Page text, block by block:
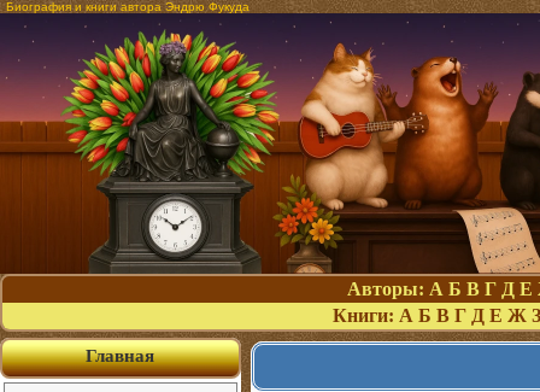
Биография и книги автора Эндрю Фукуда
Авторы: А Б В Г Д Е
Книги: А Б В Г Д Е Ж З
Главная